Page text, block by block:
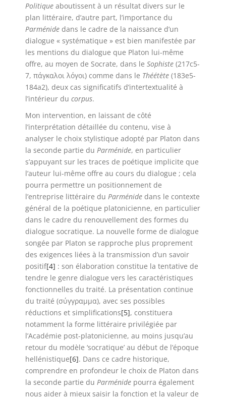
Politique aboutissent à un résultat divers sur le
plan littéraire, d’autre part, l’importance du
Parménide dans le cadre de la naissance d’un
dialogue « systématique » est bien manifestée par
les mentions du dialogue que Platon lui-même
offre, au moyen de Socrate, dans le Sophiste (217c5-
7, πάγκαλοι λόγοι) comme dans le Théétète (183e5-
184a2), deux cas significatifs d’intertextualité à
l’intérieur du corpus.
Mon intervention, en laissant de côté
l’interprétation détaillée du contenu, vise à
analyser le choix stylistique adopté par Platon dans
la seconde partie du Parménide, en particulier
s’appuyant sur les traces de poétique implicite que
l’auteur lui-même offre au cours du dialogue ; cela
pourra permettre un positionnement de
l’entreprise littéraire du Parménide dans le contexte
général de la poétique platonicienne, en particulier
dans le cadre du renouvellement des formes du
dialogue socratique. La nouvelle forme de dialogue
songée par Platon se rapproche plus proprement
des exigences liées à la transmission d’un savoir
positif[4] : son élaboration constitue la tentative de
tendre le genre dialogue vers les caractéristiques
fonctionnelles du traité. La présentation continue
du traité (σύγγραμμα), avec ses possibles
réductions et simplifications[5], constituera
notamment la forme littéraire privilégiée par
l’Académie post-platonicienne, au moins jusqu’au
retour du modèle ‘socratique’ au début de l’époque
hellénistique[6]. Dans ce cadre historique,
comprendre en profondeur le choix de Platon dans
la seconde partie du Parménide pourra également
nous aider à mieux saisir la fonction et la valeur de